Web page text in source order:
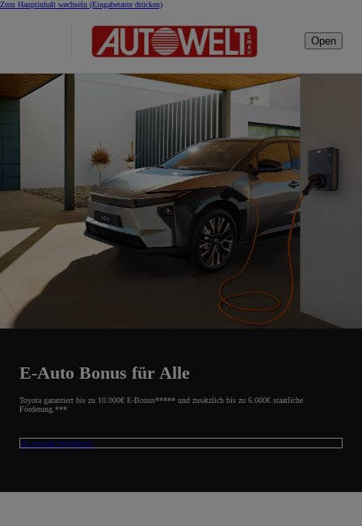
Zum Hauptinhalt wechseln (Eingabetaste drücken)
Open
E-Auto Bonus für Alle
Toyota garantiert bis zu 10.000€ E-Bonus***** und zusätzlich bis zu 6.000€ staatliche
Förderung.***
Zu unseren Angeboten